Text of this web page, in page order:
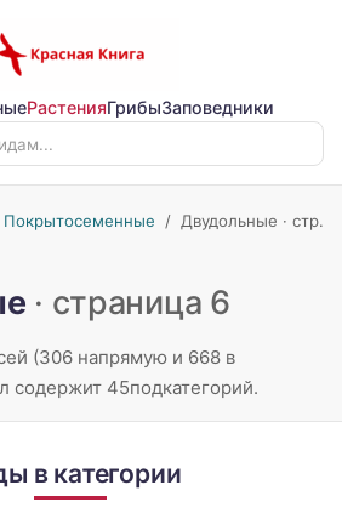
РастенияГрибыЗаповедники
Покрытосеменные / Двудольные · стр.
· страница 6
(306 напрямую и 668 в
содержит 45подкатегорий.
в категории